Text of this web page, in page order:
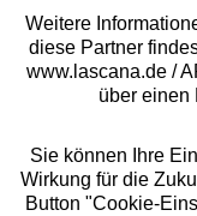
Weitere
diese Partner
www.lascana.de /
über einen
Sie können Ihre
Wirkung für die
Button "Cookie-